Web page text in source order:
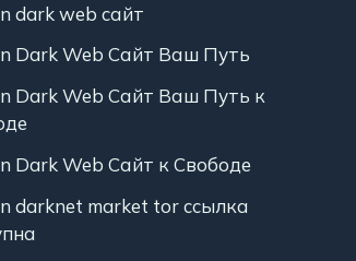
dark web сайт
Dark Web Сайт Ваш Путь
Dark Web Сайт Ваш Путь к
Dark Web Сайт к Свободе
darknet market tor ссылка